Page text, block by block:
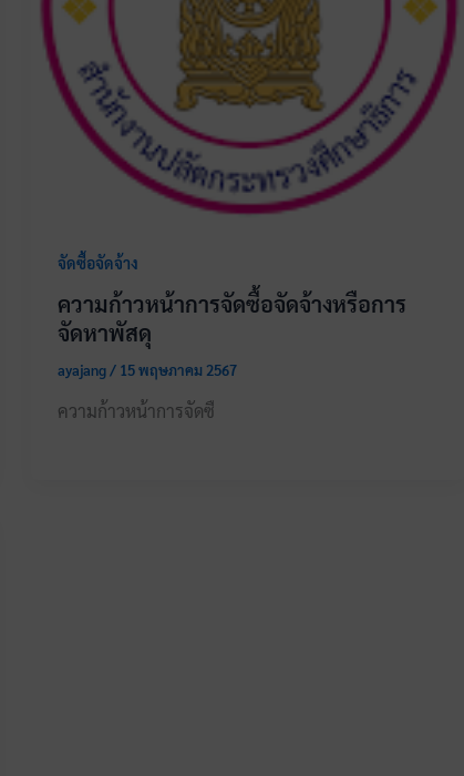
จัดซื้อจัดจ้าง
ความก้าวหน้าการจัดซื้อจัดจ้างหรือการ
จัดหาพัสดุ
ayajang/ 15 พฤษภาคม 2567
ความก้าวหน้าการจัดซื